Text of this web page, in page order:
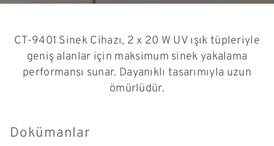
CT-9401 Sinek Cihazı, 2 x 20 W UV ışık tüpleriyle
geniş alanlar için maksimum sinek yakalama
performansı sunar. Dayanıklı tasarımıyla uzun
ömürlüdür.
Dokümanlar